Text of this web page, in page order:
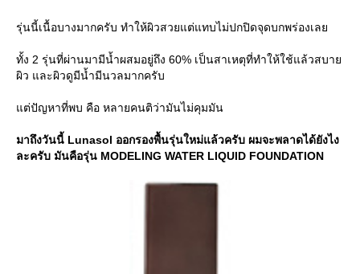
รุ่นนี้เนื้อบางมากครับ ทำให้ผิวสวยแต่แทบไม่ปกปิดจุดบกพร่องเล
ทั้ง 2 รุ่นที่ผ่านมามีน้ำผสมอยู่ถึง 60% เป็นสาเหตุที่ทำให้ใช้แล้วสบา
ผิว และผิวดูมีน้ำมีนวลมากครับ
ต่ปัญหาที่พบ คือ หลายคนติว่ามันไม่คุมมัน
มาถึงวันนี้ Lunasol ออกรองพื้นรุ่นใหม่แล้วครับ ผมจะพลาดได้ยังไง
ละครับ มันคือรุ่น MODELING WATER LIQUID FOUNDATION